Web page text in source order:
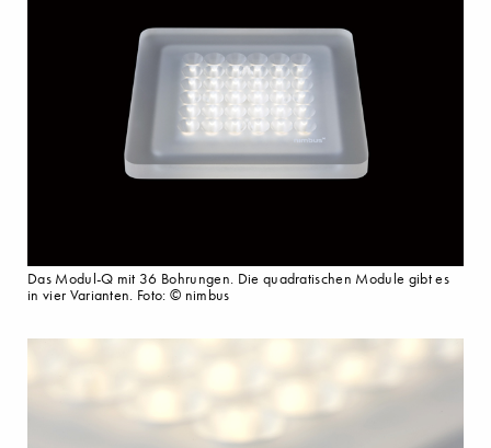
Das Modul-Q mit 36 Bohrungen. Die quadratischen Module gibt es
in vier Varianten. Foto: © nimbus